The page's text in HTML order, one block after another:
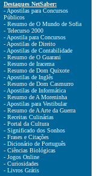
Destaques NetSaber:
- Apostilas para Concursos
Públicos
- Resumo de O Mundo de Sofia
- Telecurso 2000
- Apostila para Concursos
- Apostilas de Direito
- Apostilas de Contabilidade
- Resumo de O Guarani
- Resumo de Iracema
- Resumo de Dom Quixote
- Apostilas de Inglês
- Resumo de Dom Casmurro
- Apostilas de Informática
- Resumo de A Moreninha
- Apostilas para Vestibular
- Resumo de A Arte da Guerra
- Receitas Culinárias
- Portal da Cultura
- Significado dos Sonhos
- Frases e Citações
- Dicionário de Português
- Ciências Biológicas
- Jogos Online
- Curiosidades
- Livros Grátis